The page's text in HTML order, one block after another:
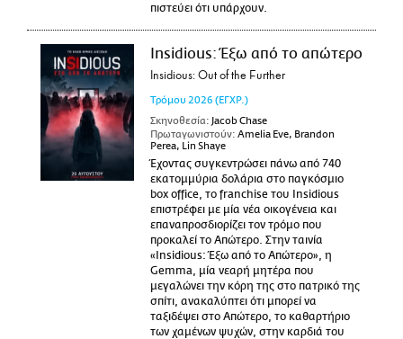
πιστεύει ότι υπάρχουν.
Insidious: Έξω από το απώτερο
Insidious: Out of the Further
Τρόμου 2026 (ΕΓΧΡ.)
Σκηνοθεσία: Jacob Chase
Πρωταγωνιστούν: Amelia Eve, Brandon
Perea, Lin Shaye
Έχοντας συγκεντρώσει πάνω από 740
εκατομμύρια δολάρια στο παγκόσμιο
box office, το franchise του Insidious
επιστρέφει με μία νέα οικογένεια και
επαναπροσδιορίζει τον τρόμο που
προκαλεί το Απώτερο. Στην ταινία
«Insidious: Έξω από το Απώτερο», η
Gemma, μία νεαρή μητέρα που
μεγαλώνει την κόρη της στο πατρικό της
σπίτι, ανακαλύπτει ότι μπορεί να
ταξιδέψει στο Απώτερο, το καθαρτήριο
των χαμένων ψυχών, στην καρδιά του